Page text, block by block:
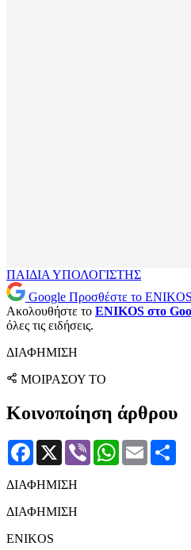
ΠΑΙΔΙΑ ΥΠΟΛΟΓΙΣΤΗΣ
Google Προσθέστε το
Ακολουθήστε το ENIKOS στο
όλες τις ειδήσεις.
ΔΙΑΦΗΜΙΣΗ
ΜΟΙΡΑΣΟΥ ΤΟ
Κοινοποίηση άρθρου
Facebook
X Viber WhatsApp
Email
ΔΙΑΦΗΜΙΣΗ
ΔΙΑΦΗΜΙΣΗ
ENIKOS